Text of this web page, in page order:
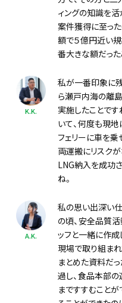
ィングの知識を
案件獲得に至っ
額で５億円近い
番大きな額だった
K.K.
私が一番印象に
ら瀬戸内海の離
実施したことで
いて、何度も現
フェリーに車を乗
両運搬にリスク
LNG納入を成功
ね。
A.K.
私の思い出深い
の頃、安全品質
ッフと一緒に作
現場で取り組ま
まとめた資料だ
過し、食品本部
まですすむこと